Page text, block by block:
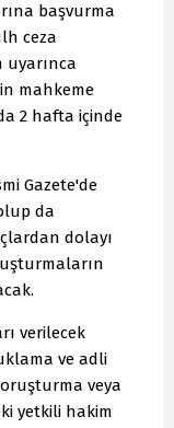
başvurma
ceza
uyarınca
mahkeme
2 hafta içinde
Gazete'de
da
dolayı
verilecek
ve adli
veya
yetkili hakim